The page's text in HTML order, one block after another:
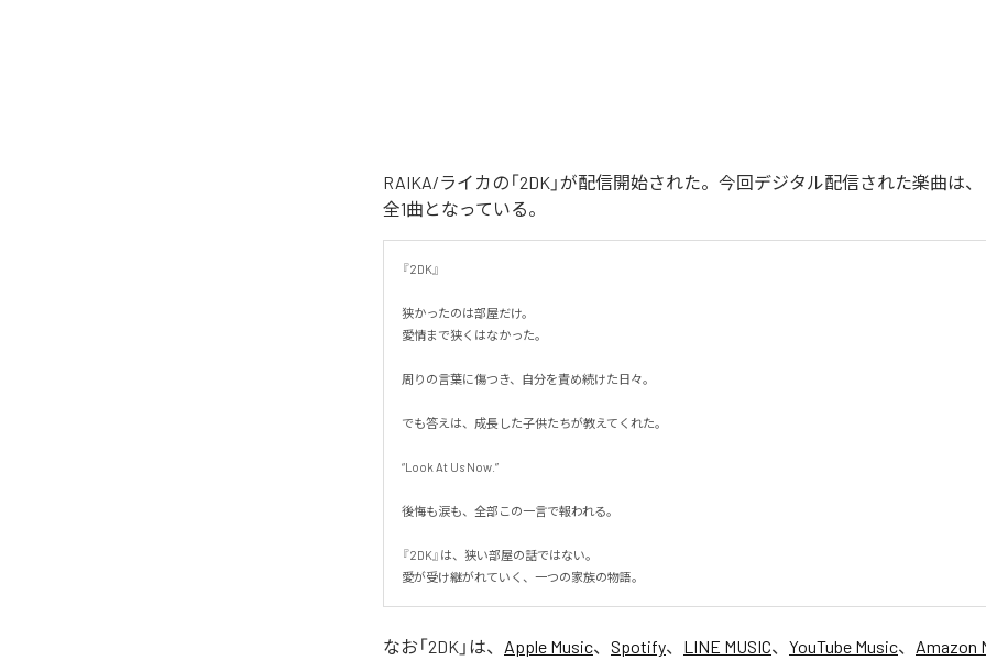
RAIKA/ライカの「2DK」が配信開始された。今回デジタル配信された楽曲は、
全1曲となっている。
『2DK』
狭かったのは部屋だけ。
愛情まで狭くはなかった。
周りの言葉に傷つき、自分を責め続けた日々。
でも答えは、成長した子供たちが教えてくれた。
“Look At Us Now.”
後悔も涙も、全部この一言で報われる。
『2DK』は、狭い部屋の話ではない。
愛が受け継がれていく、一つの家族の物語。
なお「2DK 」は、 Apple Music、 Spotify、 LINE MUSIC、 YouTube Music、 Amazon